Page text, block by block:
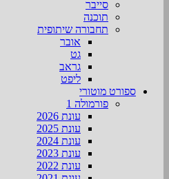
סייבר
תוכנה
תחבורה שיתופית
אובר
גט
גראב
ליפט
ספורט מוטורי
פורמולה 1
עונת 2026
עונת 2025
עונת 2024
עונת 2023
עונת 2022